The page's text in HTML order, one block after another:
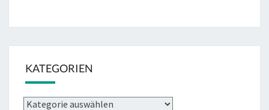
KATEGORIEN
Kategorien